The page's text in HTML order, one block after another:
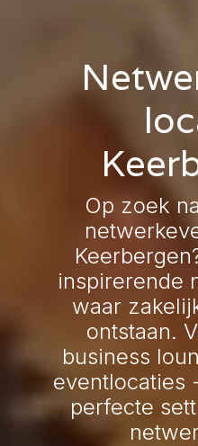
Op zoek
inspirerende
waar
ontstaan.
business
eventlocaties
perfecte